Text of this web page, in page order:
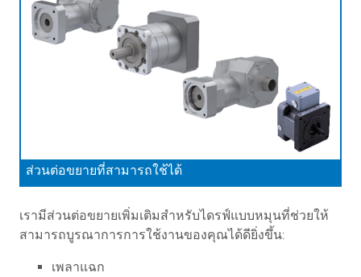
ส่วนต่อขยายที่สามารถใช้ได้
เรามีส่วนต่อขยายเพิ่มเติมสำหรับไดรฟ์แบบหมุนที่ช่วยให้
สามารถบูรณาการการใช้งานของคุณได้ดียิ่งขึ้น:
เพลาแฉก